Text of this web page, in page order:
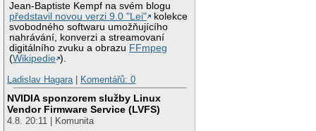
Jean-Baptiste Kempf na svém blogu
představil novou verzi 9.0 "Lei"
kolekce
svobodného softwaru umožňujícího
nahrávání, konverzi a streamovaní
digitálního zvuku a obrazu FFmpeg
(Wikipedie ).
Ladislav Hagara| Komentářů: 0
NVIDIA sponzorem služby Linux
Vendor Firmware Service (LVFS)
4.8. 20:11 | Komunita